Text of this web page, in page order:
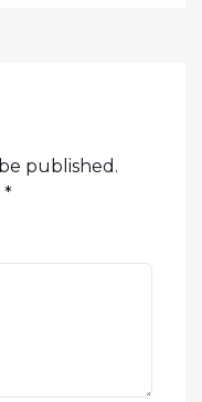
published.
*